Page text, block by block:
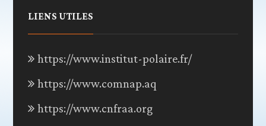
LIENS UTILES
https://www.institut-polaire.fr/
https://www.comnap.aq
https://www.cnfraa.org